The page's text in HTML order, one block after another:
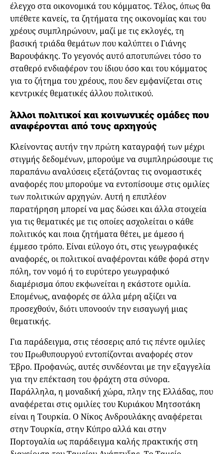
έλεγχο στα οικονομικά του κόμματος. Τέλος, όπως θα
υπέθετε κανείς, τα ζητήματα της οικονομίας και του
χρέους συμπληρώνουν, μαζί με τις εκλογές, τη
βασική τριάδα θεμάτων που καλύπτει ο Γιάνης
Βαρουφάκης. Το γεγονός αυτό αποτυπώνει τόσο το
σταθερό ενδιαφέρον του ίδιου όσο και του κόμματος
για το ζήτημα του χρέους, που δεν εμφανίζεται στις
κεντρικές θεματικές άλλου πολιτικού.
Άλλοι πολιτικοί και κοινωνικές ομάδες που
αναφέρονται από τους αρχηγούς
Κλείνοντας αυτήν την πρώτη καταγραφή των μέχρι
στιγμής δεδομένων, μπορούμε να συμπληρώσουμε τις
παραπάνω αναλύσεις εξετάζοντας τις ονομαστικές
αναφορές που μπορούμε να εντοπίσουμε στις ομιλίες
των πολιτικών αρχηγών. Αυτή η επιπλέον
παρατήρηση μπορεί να μας δώσει και άλλα στοιχεία
για τις θεματικές με τις οποίες ασχολείται ο κάθε
πολιτικός και ποια ζητήματα θέτει, με άμεσο ή
έμμεσο τρόπο. Είναι εύλογο ότι, στις γεωγραφικές
αναφορές, οι πολιτικοί αναφέρονται κάθε φορά στην
πόλη, τον νομό ή το ευρύτερο γεωγραφικό
διαμέρισμα όπου εκφωνείται η εκάστοτε ομιλία.
Επομένως, αναφορές σε άλλα μέρη αξίζει να
προσεχθούν, διότι υπονοούν την εισαγωγή μιας
θεματικής.
Για παράδειγμα, στις τέσσερις από τις πέντε ομιλίες
του Πρωθυπουργού εντοπίζονται αναφορές στον
Έβρο. Προφανώς, αυτές συνδέονται με την εξαγγελία
για την επέκταση του φράχτη στα σύνορα.
Παράλληλα, η μοναδική χώρα, πλην της Ελλάδας, που
αναφέρεται στις ομιλίες του Κυριάκου Μητσοτάκη
είναι η Τουρκία. Ο Νίκος Ανδρουλάκης αναφέρεται
στην Τουρκία, στην Κύπρο αλλά και στην
Πορτογαλία ως παράδειγμα καλής πρακτικής στη